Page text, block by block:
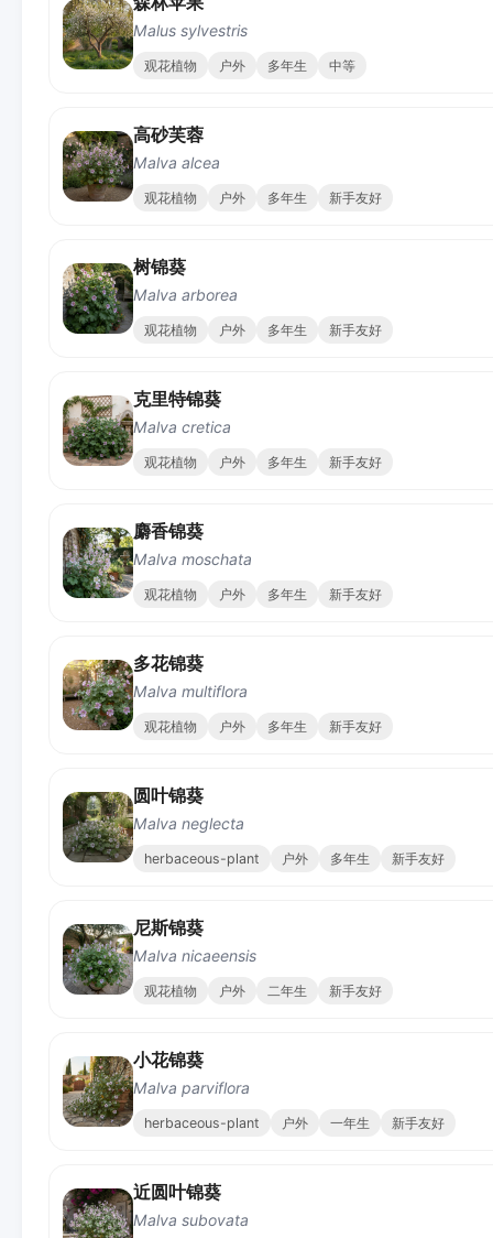
Malus sylvestris
观花植物 户外 多年生 中等
高砂芙蓉
Malva alcea
观花植物 户外 多年生 新手友好
树锦葵
Malva arborea
观花植物 户外 多年生 新手友好
克里特锦葵
Malva cretica
观花植物 户外 多年生 新手友好
麝香锦葵
Malva moschata
观花植物 户外 多年生 新手友好
多花锦葵
Malva multiflora
观花植物 户外 多年生 新手友好
圆叶锦葵
Malva neglecta
herbaceous-plant 户外 多年生 新手友好
尼斯锦葵
Malva nicaeensis
观花植物 户外 二年生 新手友好
小花锦葵
Malva parviflora
herbaceous-plant 户外 一年生 新手友好
近圆叶锦葵
Malva subovata